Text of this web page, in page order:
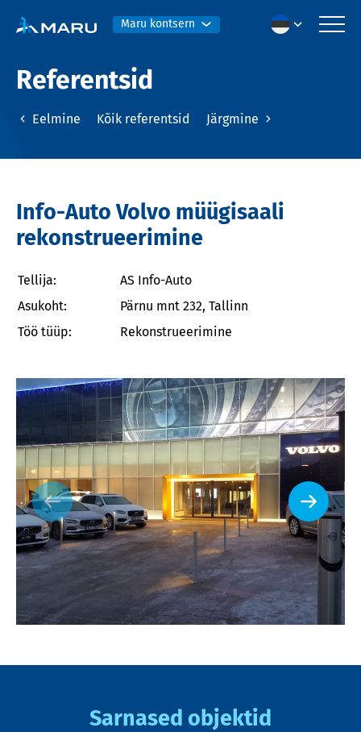
Maru kontsern
Referentsid
Eelmine Kõik referentsid Järgmine
Info-Auto Volvo müügisaali
rekonstrueerimine
Tellija:
AS Info-Auto
Asukoht:
Pärnu mnt 232, Tallinn
Töö tüüp:
Rekonstrueerimine
Sarnased objektid